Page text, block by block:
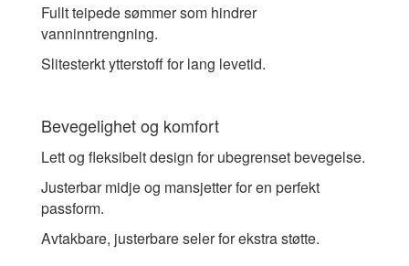
Fullt teipede sømmer som hindrer
vanninntrengning.
Slitesterkt ytterstoff for lang levetid.
Bevegelighet og komfort
Lett og fleksibelt design for ubegrenset bevegelse.
Justerbar midje og mansjetter for en perfekt
passform.
Avtakbare, justerbare seler for ekstra støtte.